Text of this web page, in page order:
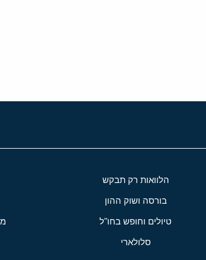
הלוואות רק תבקש
בורסה ושוק ההון
טיולים וחופש בחו"ל
סלולארי